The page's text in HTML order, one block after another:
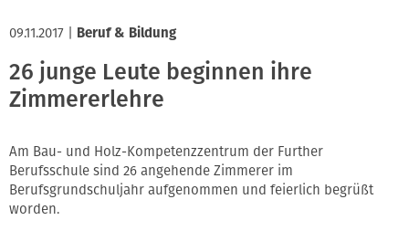
09.11.2017 Beruf & Bildung
26 junge Leute beginnen ihre
Zimmererlehre
Am Bau- und Holz-Kompetenzzentrum der Further
Berufsschule sind 26 angehende Zimmerer im
Berufsgrundschuljahr aufgenommen und feierlich begrüßt
worden.